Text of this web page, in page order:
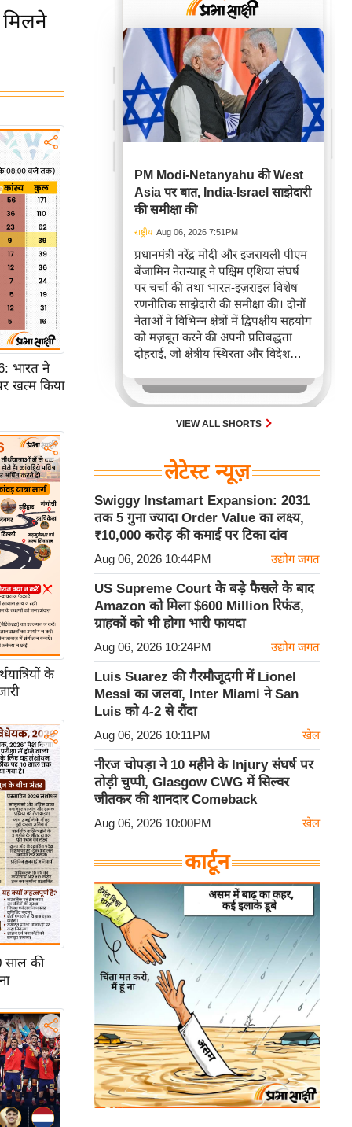
भारत ने
खत्म किया
के
साल की
PM Modi-Netanyahu की West
Asia पर बात, India-Israel साझेदारी
की समीक्षा की
राष्ट्रीय Aug 06, 2026 7:51PM
प्रधानमंत्री नरेंद्र मोदी और इजरायली पीएम
बेंजामिन नेतन्याहू ने पश्चिम एशिया संघर्ष
पर चर्चा की तथा भारत-इज़राइल विशेष
रणनीतिक साझेदारी की समीक्षा की। दोनों
नेताओं ने विभिन्न क्षेत्रों में द्विपक्षीय सहयोग
को मज़बूत करने की अपनी प्रतिबद्धता
दोहराई, जो क्षेत्रीय स्थिरता और विदेश
करता है।
VIEW ALL SHORTS
लेटेस्ट न्यूज़
Swiggy Instamart Expansion: 2031
तक 5 गुना ज्यादा Order Value का लक्ष्य,
₹10,000 करोड़ की कमाई पर टिका दांव
Aug 06, 2026 10:44PM उद्योग जगत
US Supreme Court के बड़े फैसले के बाद
Amazon को मिला $600 Million रिफंड,
ग्राहकों को भी होगा भारी फायदा
Aug 06, 2026 10:24PM उद्योग जगत
Luis Suarez की गैरमौजूदगी में Lionel
Messi का जलवा, Inter Miami ने San
Luis को 4-2 से रौंदा
Aug 06, 2026 10:11PM खेल
नीरज चोपड़ा ने 10 महीने के Injury संघर्ष पर
तोड़ी चुप्पी, Glasgow CWG में सिल्वर
जीतकर की शानदार Comeback
Aug 06, 2026 10:00PM खेल
कार्टून